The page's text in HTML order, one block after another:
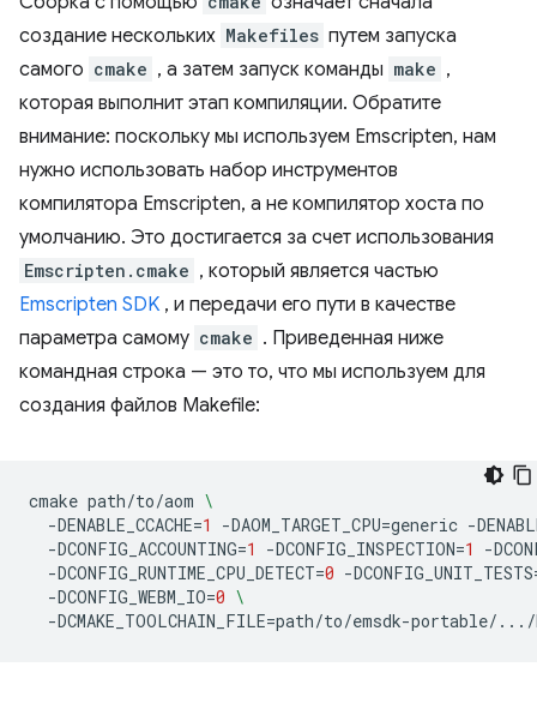
создание нескольких Makefiles путем запуска
самого cmake , а затем запуск команды make ,
которая выполнит этап компиляции. Обратите
внимание: поскольку мы используем Emscripten, нам
нужно использовать набор инструментов
компилятора Emscripten, а не компилятор хоста по
умолчанию. Это достигается за счет использования
Emscripten.cmake , который является частью
Emscripten SDK , и передачи его пути в качестве
параметра самому cmake . Приведенная ниже
командная строка — это то, что мы используем для
создания файлов Makefile:
cmake path/to/aom \
-DENABLE_CCACHE=1 -DAOM_TARGET_CPU=generic -
-DCONFIG_ACCOUNTING=1 -DCONFIG_INSPECTION=1
-
-DCONFIG_RUNTIME_CPU_DETECT=0 -DCONFIG_UNIT_TESTS
-DCONFIG_WEBM_IO=0 \
-DCMAKE_TOOLCHAIN_FILE=